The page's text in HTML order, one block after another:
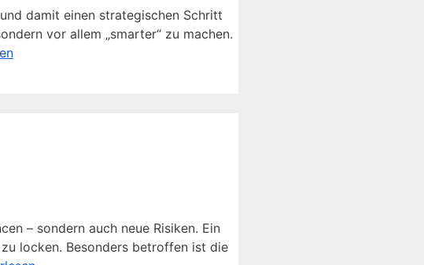
damit einen strategischen Schritt
vor allem „smarter“ zu machen.
– sondern auch neue Risiken. Ein
locken. Besonders betroffen ist die